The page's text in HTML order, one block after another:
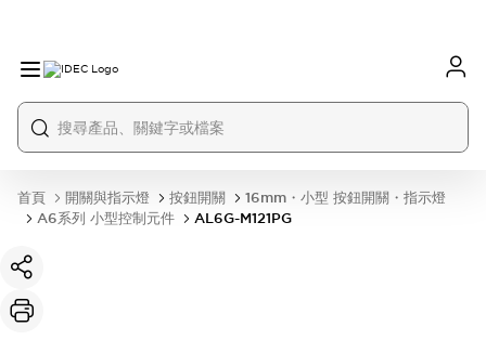
首頁 開關與指示燈 按鈕開關
16mm・小型 按鈕開關・指示燈
A6系列 小型控制元件
AL6G-M121PG